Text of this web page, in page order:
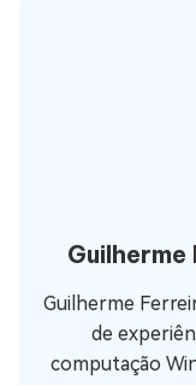
Guilherme
de
computação